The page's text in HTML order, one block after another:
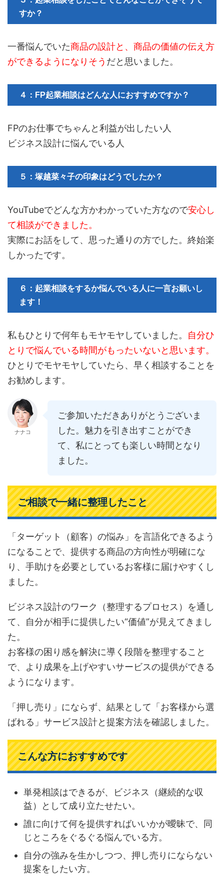
すか？
一番悩んでいた商品の設計と、商品の価値の伝え方
ができるようになりそう だと思いました。
４：FP起業相談はどんな人におすすめですか？
FPのお仕事でちゃんと利益が出したい人
ビジネス設計に悩んでいる人
５：塚越菜々子の印象はどうでしたか？
YouTubeでどんな方かわかっていた方なので安心し
て相談ができました。
実際にお話をして、思った通りの方でした。終始楽
しかったです。
６：起業相談をするか悩んでいる人に一言お願いし
ます！
私もひとりで何年もモヤモヤしていました。 自分ひ
とりで悩んでいる時間がもったいないと思います。
ひとりでモヤモヤしていたら、早く相談することを
お勧めします。
ナナコ
ご参加いただきありがとうございま
した。魅力を引き出すことができ
て、私にとっても楽しい時間となり
ました。
ご相談で一緒に整理したこと
「ターゲット（顧客）の悩み」を言語化できるよう
になることで、提供する商品の方向性が明確にな
り、手助けを必要としているお客様に届けやすくし
ました。
ビジネス設計のワーク（整理するプロセス）を通し
て、自分が相手に提供したい“価値”が見えてきまし
た。
お客様の困り感を解決に導く段階を整理すること
で、より成果を上げやすいサービスの提供ができる
ようになります。
「押し売り」にならず、結果として「お客様から選
ばれる」サービス設計と提案方法を確認しました。
こんな方におすすめです
単発相談はできるが、ビジネス（継続的な収
益）として成り立たせたい。
誰に向けて何を提供すればいいかが曖昧で、同
じところをぐるぐる悩んでいる方。
自分の強みを生かしつつ、押し売りにならない
提案をしたい方。